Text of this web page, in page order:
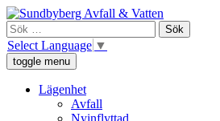
Skip
to
content
Sundbyberg Avfall och Vatten
Vi ansvarar för sophämtning, leverans av
avloppsvattnet tas omhand i Sundbyberg.
Sök
efter:
Select Language ▼
toggle menu
Lägenhet
Avfall